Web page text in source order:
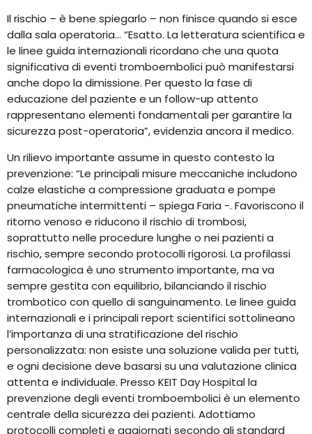
Il rischio – è bene spiegarlo – non finisce quando si esce
dalla sala operatoria… “Esatto. La letteratura scientifica e
le linee guida internazionali ricordano che una quota
significativa di eventi tromboembolici può manifestarsi
anche dopo la dimissione. Per questo la fase di
educazione del paziente e un follow-up attento
rappresentano elementi fondamentali per garantire la
sicurezza post-operatoria”, evidenzia ancora il medico.
Un rilievo importante assume in questo contesto la
prevenzione: “Le principali misure meccaniche includono
calze elastiche a compressione graduata e pompe
pneumatiche intermittenti – spiega Faria -. Favoriscono il
ritorno venoso e riducono il rischio di trombosi,
soprattutto nelle procedure lunghe o nei pazienti a
rischio, sempre secondo protocolli rigorosi. La profilassi
farmacologica è uno strumento importante, ma va
sempre gestita con equilibrio, bilanciando il rischio
trombotico con quello di sanguinamento. Le linee guida
internazionali e i principali report scientifici sottolineano
l’importanza di una stratificazione del rischio
personalizzata: non esiste una soluzione valida per tutti,
e ogni decisione deve basarsi su una valutazione clinica
attenta e individuale. Presso KEIT Day Hospital la
prevenzione degli eventi tromboembolici è un elemento
centrale della sicurezza dei pazienti. Adottiamo
protocolli completi e aggiornati secondo gli standard